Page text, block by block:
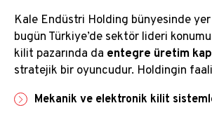
Kale Endüstri Holding bünyesinde
bugün Türkiye’de sektör lideri
kilit pazarında da entegre üretim
stratejik bir oyuncudur. Holdingin
Mekanik ve elektronik kilit